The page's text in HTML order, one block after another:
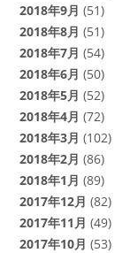
2018年9月 (51)
2018年8月 (51)
2018年7月 (54)
2018年6月 (50)
2018年5月 (52)
2018年4月 (72)
2018年3月 (102)
2018年2月 (86)
2018年1月 (89)
2017年12月 (82)
2017年11月 (49)
2017年10月 (53)